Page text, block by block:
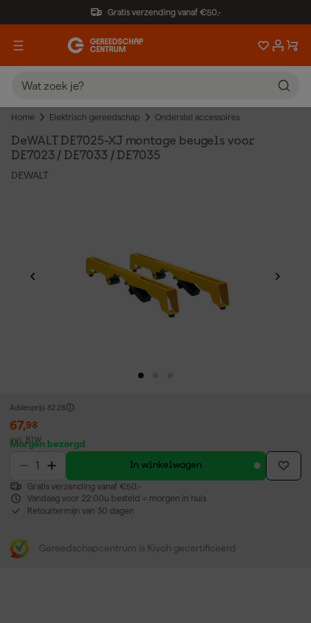
Gratis verzending vanaf €50,-
Home Elektrisch gereedschap Onderstel accessoires
DeWALT DE7025-XJ montage beugels voor
DE7023 / DE7033 / DE7035
DEWALT
Adviesprijs 82,28
67,98
incl. BTW
Morgen bezorgd
In winkelwagen
Gratis verzending vanaf €50,-
Vandaag voor 22:00u besteld = morgen in huis
Retourtermijn van 30 dagen
Gereedschapcentrum is Kiyoh gecertificeerd